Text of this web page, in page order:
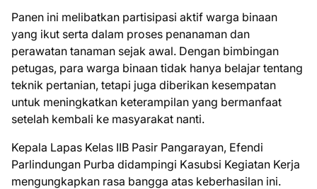
Panen ini melibatkan partisipasi aktif warga binaan
yang ikut serta dalam proses penanaman dan
perawatan tanaman sejak awal. Dengan bimbingan
petugas, para warga binaan tidak hanya belajar tentang
teknik pertanian, tetapi juga diberikan kesempatan
untuk meningkatkan keterampilan yang bermanfaat
setelah kembali ke masyarakat nanti.
Kepala Lapas Kelas IIB Pasir Pangarayan, Efendi
Parlindungan Purba didampingi Kasubsi Kegiatan Kerja
mengungkapkan rasa bangga atas keberhasilan ini.